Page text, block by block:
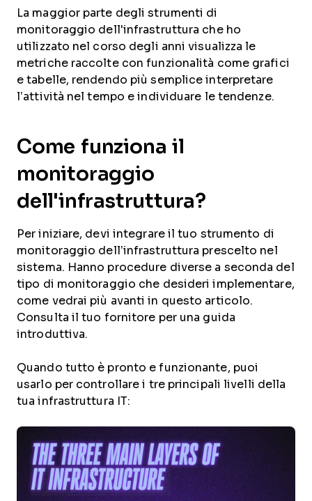
La maggior parte degli strumenti di
monitoraggio dell'infrastruttura che ho
utilizzato nel corso degli anni visualizza le
metriche raccolte con funzionalità come grafici
e tabelle, rendendo più semplice interpretare
l’attività nel tempo e individuare le tendenze.
Come funziona il
monitoraggio
dell'infrastruttura?
Per iniziare, devi integrare il tuo strumento di
monitoraggio dell’infrastruttura prescelto nel
sistema. Hanno procedure diverse a seconda del
tipo di monitoraggio che desideri implementare,
come vedrai più avanti in questo articolo.
Consulta il tuo fornitore per una guida
introduttiva.
Quando tutto è pronto e funzionante, puoi
usarlo per controllare i tre principali livelli della
tua infrastruttura IT: